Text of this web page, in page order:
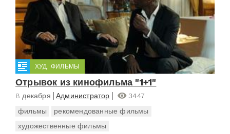
ХУД. ФИЛЬМЫ
Отрывок из кинофильма "1+1"
8 декабря Администратор
3447
фильмы
рекомендованные фильмы
художественные фильмы